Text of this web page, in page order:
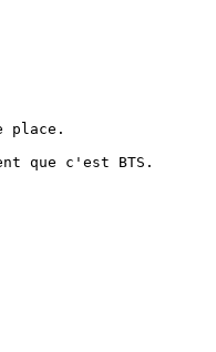
place.
que c'est BTS.